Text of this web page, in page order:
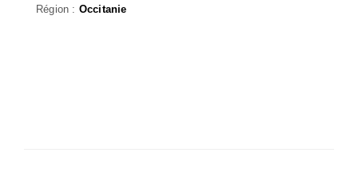
Région : Occitanie